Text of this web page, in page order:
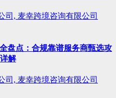
司, 麦幸跨境咨询有限公司
盘点：合规靠谱服务商甄选攻
解
司, 麦幸跨境咨询有限公司